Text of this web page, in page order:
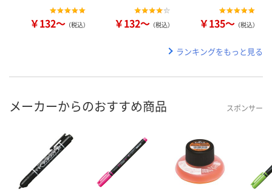
￥132～ （税込） ￥132～ （税込） ￥135～ （税込）
ランキングをもっと見る
メーカーからのおすすめ商品 スポンサー